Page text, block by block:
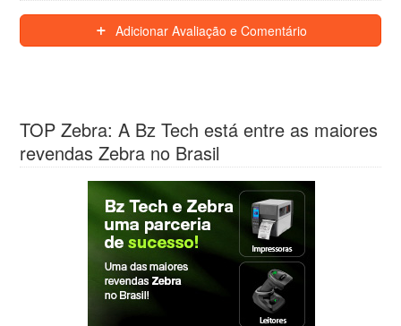
Adicionar Avaliação e Comentário
TOP Zebra: A Bz Tech está entre as maiores
revendas Zebra no Brasil